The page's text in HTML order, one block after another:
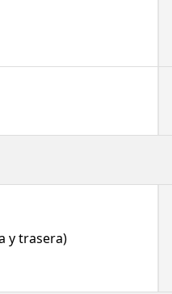
y trasera)